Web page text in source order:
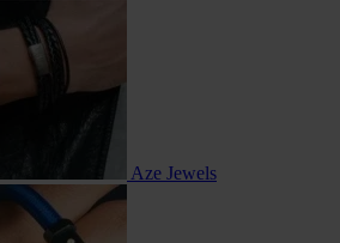
Aze Jewels